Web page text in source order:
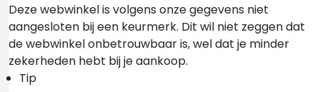
Deze webwinkel is volgens onze gegevens niet
aangesloten bij een keurmerk. Dit wil niet zeggen dat
de webwinkel onbetrouwbaar is, wel dat je minder
zekerheden hebt bij je aankoop.
Tip